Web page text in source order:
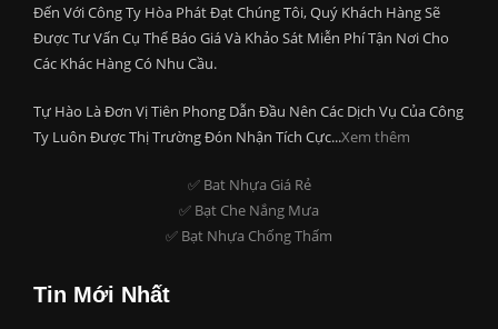
Đến Với Công Ty Hòa Phát Đạt Chúng Tôi, Quý Khách Hàng Sẽ
Được Tư Vấn Cụ Thể Báo Giá Và Khảo Sát Miễn Phí Tận Nơi Cho
Các Khác Hàng Có Nhu Cầu.
Tự Hào Là Đơn Vị Tiên Phong Dẫn Đầu Nên Các Dịch Vụ Của Công
Ty Luôn Được Thị Trường Đón Nhận Tích Cực...Xem thêm
✅ Bat Nhựa Giá Rẻ
✅ Bạt Che Nắng Mưa
✅ Bạt Nhựa Chống Thấm
Tin Mới Nhất